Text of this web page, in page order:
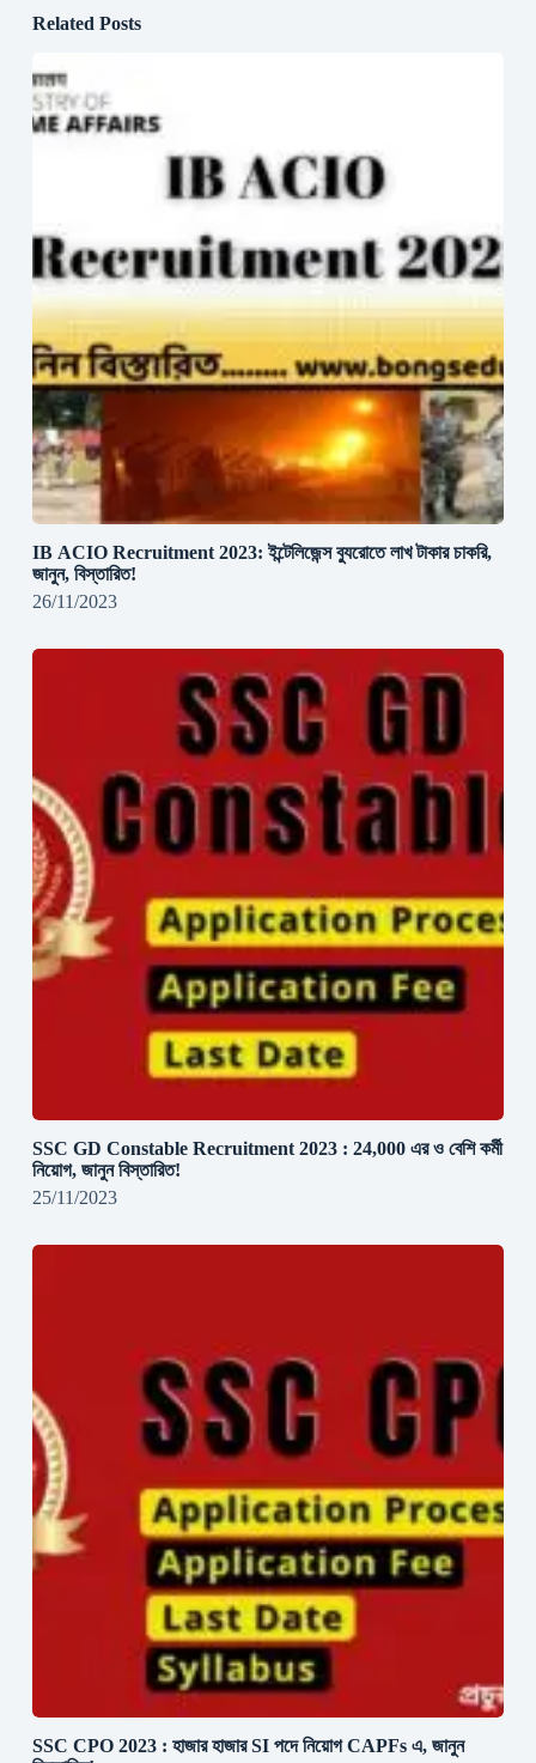
Related Posts
IB ACIO Recruitment 2023: ইন্টেলিজেন্স ব্যুরোতে লাখ টাকার চাকরি,
জানুন, বিস্তারিত!
26/11/2023
SSC GD Constable Recruitment 2023 : 24,000 এর ও বেশি কর্মী
নিয়োগ, জানুন বিস্তারিত!
25/11/2023
SSC CPO 2023 : হাজার হাজার SI পদে নিয়োগ CAPFs এ, জানুন